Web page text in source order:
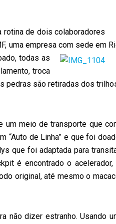
de dois colaboradores
uma empresa com sede em
todas as
troca
pedras são retiradas dos
um meio de transporte que
“Auto de Linha” e que foi
que foi adaptada para
é encontrado o acelerador,
original, até mesmo o
não dizer estranho. Usando